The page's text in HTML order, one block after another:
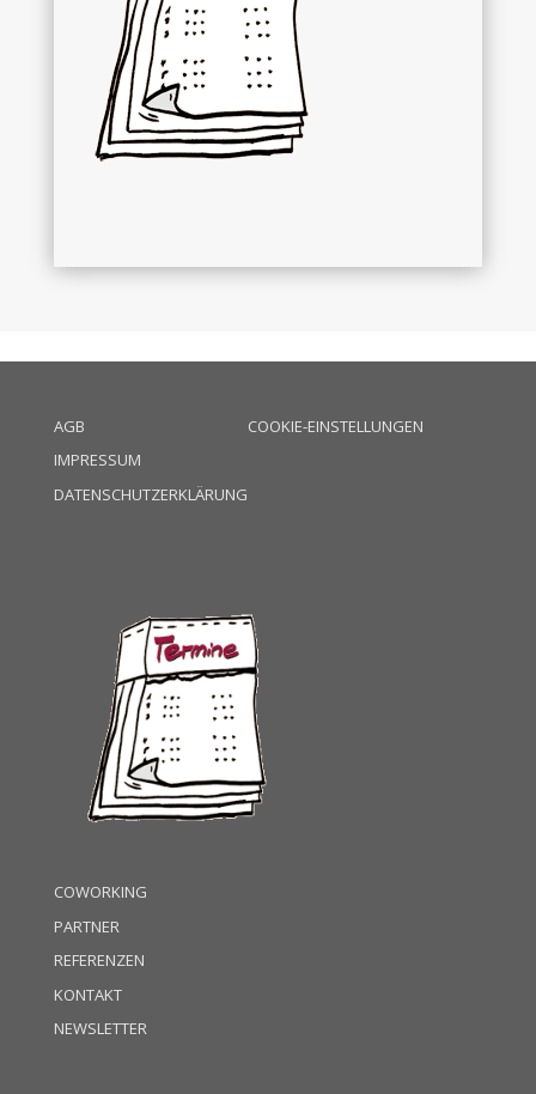
AGB
IMPRESSUM
DATENSCHUTZERKLÄRUNG
COOKIE-EINSTELLUNGEN
COWORKING
PARTNER
REFERENZEN
KONTAKT
NEWSLETTER